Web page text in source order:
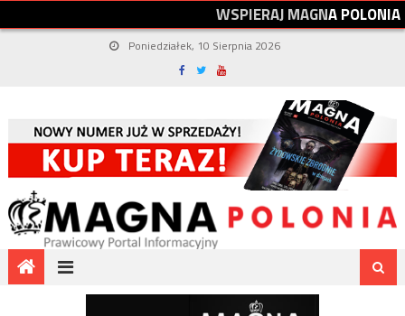
WSPIERAJMAGNAPOLONIA
Poniedziałek, 10 Sierpnia 2026